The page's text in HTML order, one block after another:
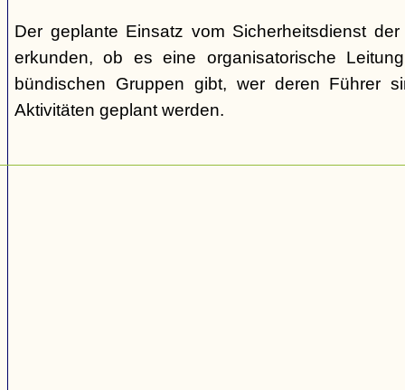
Der geplante Einsatz vom Sicherheitsdienst
erkunden, ob es eine organisatorische
bündischen Gruppen gibt, wer deren Führer
Aktivitäten geplant werden.